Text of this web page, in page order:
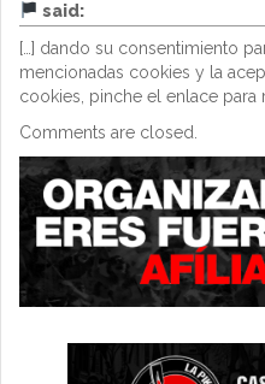
said:
[…] dando su consentimiento
mencionadas cookies y la
cookies, pinche el enlace para
Comments are closed.